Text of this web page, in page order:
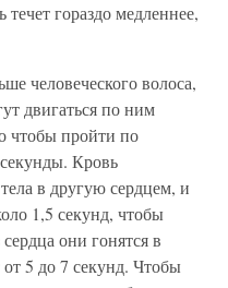
гораздо медленнее,
человеческого волоса,
двигаться по ним
чтобы пройти по
Кровь
в другую сердцем, и
1,5 секунд, чтобы
они гонятся в
от 5 до 7 секунд. Чтобы